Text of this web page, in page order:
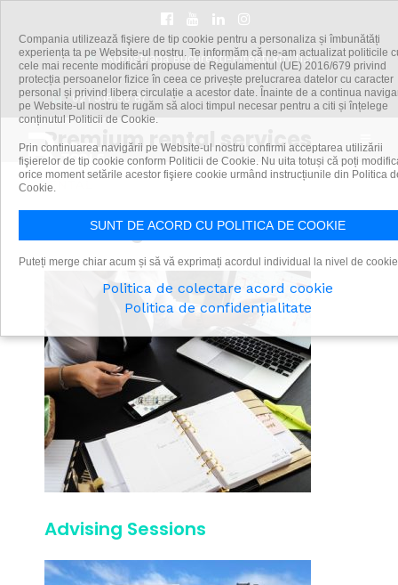
Autostrada Bucuresti-Pitesti km 11,5
021 318 36 87
Premium rental services
Premium rental services
Full Range Services
Advising Sessions
Compania utilizează fişiere de tip cookie pentru a personaliza și îmbunătăți
experiența ta pe Website-ul nostru. Te informăm că ne-am actualizat politicile
cele mai recente modificări propuse de Regulamentul (UE) 2016/679 privind
protecția persoanelor fizice în ceea ce privește prelucrarea datelor cu caracter
personal și privind libera circulație a acestor date. Înainte de a continua
pe Website-ul nostru te rugăm să aloci timpul necesar pentru a citi și înțelege
conținutul Politicii de Cookie.
Prin continuarea navigării pe Website-ul nostru confirmi acceptarea utilizării
fişierelor de tip cookie conform Politicii de Cookie. Nu uita totuși că poți
orice moment setările acestor fişiere cookie urmând instrucțiunile din Politica
Cookie.
SUNT DE ACORD CU POLITICA DE COOKIE
Puteți merge chiar acum și să vă exprimați acordul individual la nivel de
Politica de colectare acord cookie
Politica de confidențialitate